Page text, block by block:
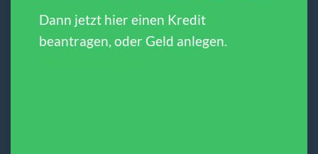
Dann jetzt hier einen Kredit
beantragen, oder Geld anlegen.